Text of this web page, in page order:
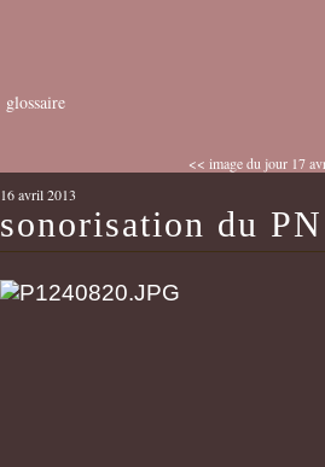
glossaire
<< image du jour 17
16 avril 2013
sonorisation du